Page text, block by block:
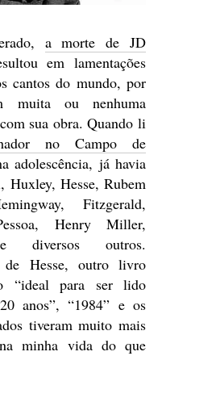
a morte de JD
em lamentações
cantos do mundo, por
muita ou nenhuma
sua obra. Quando li
no Campo de
adolescência, já havia
Huxley, Hesse, Rubem
Fitzgerald,
Henry Miller,
diversos outros.
de Hesse, outro livro
“ideal para ser lido
anos”, “1984” e os
tiveram muito mais
minha vida do que